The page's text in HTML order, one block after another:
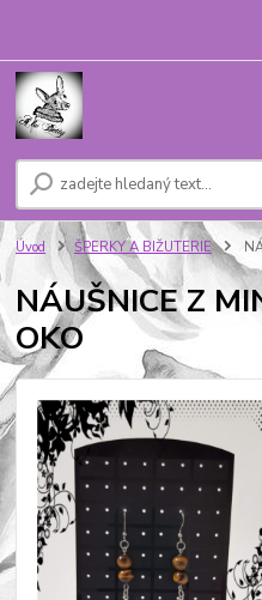
Úvod ŠPERKY A BIŽUTERIE
NÁUŠNICE Z
OKO